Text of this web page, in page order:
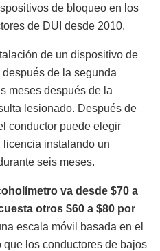
de bloqueo en los
de DUI desde 2010.
de un dispositivo de
de la segunda
meses después de la
lesionado. Después de
conductor puede elegir
instalando un
seis meses.
va desde $70 a
otros $60 a $80 por
escala móvil basada en el
los conductores de bajos